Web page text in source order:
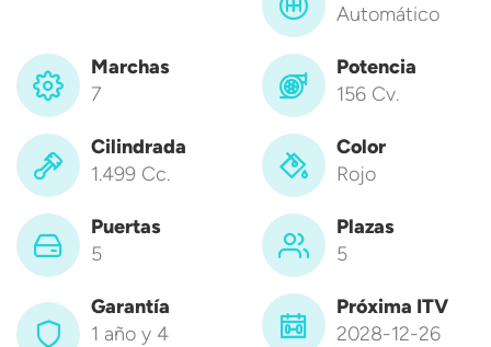
Automático
Marchas
7
Potencia
156 Cv.
Cilindrada
1.499 Cc.
Color
Rojo
Puertas
5
Plazas
5
Garantía
1 año y 4
Próxima ITV
2028-12-26